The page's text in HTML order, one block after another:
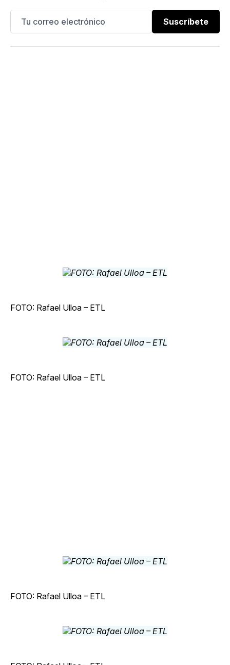
Suscríbete
FOTO: Rafael Ulloa – ETL
FOTO: Rafael Ulloa – ETL
FOTO: Rafael Ulloa – ETL